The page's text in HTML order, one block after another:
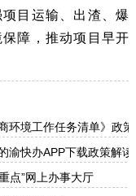
目运输、出渣、爆
障，推动项目早开
环境工作任务清单》政
渝快办APP下载政策解读
点”网上办事大厅